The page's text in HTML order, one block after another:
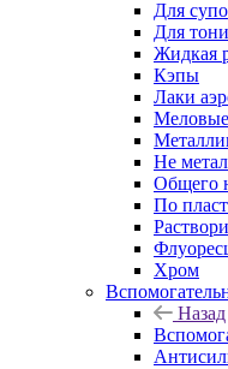
Для
Для
Жидкая
Кэпы
Лаки
Не
Общего
По
Хром
Назад